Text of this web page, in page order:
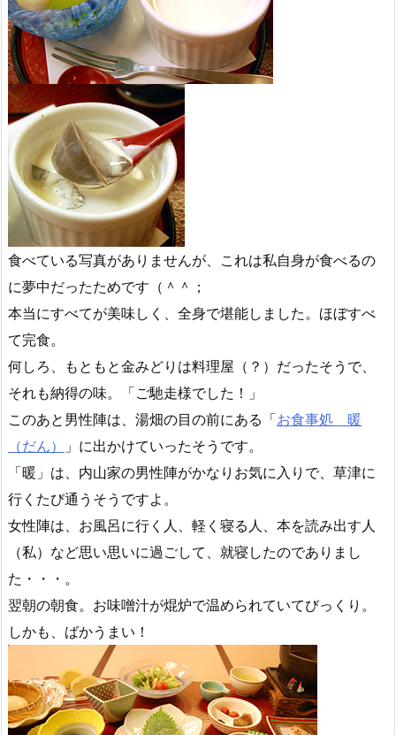
食べている写真がありませんが、これは私自身が食べるの
に夢中だったためです（＾＾；
本当にすべてが美味しく、全身で堪能しました。ほぼすべ
て完食。
何しろ、もともと金みどりは料理屋（？）だったそうで、
それも納得の味。「ご馳走様でした！」
このあと男性陣は、湯畑の目の前にある「お食事処 暖
（だん）
」に出かけていったそうです。
「暖」は、内山家の男性陣がかなりお気に入りで、草津に
行くたび通うそうですよ。
女性陣は、お風呂に行く人、軽く寝る人、本を読み出す人
（私）など思い思いに過ごして、就寝したのでありまし
た・・・。
翌朝の朝食。お味噌汁が焜炉で温められていてびっくり。
しかも、ばかうまい！